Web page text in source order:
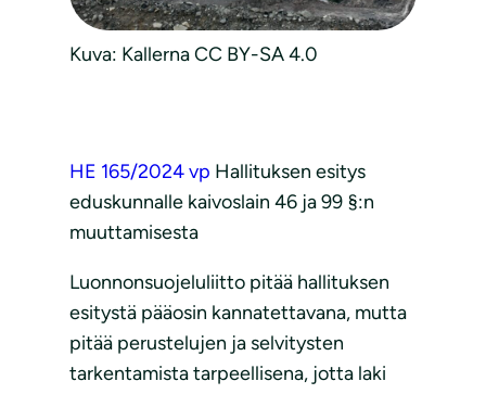
Kuva: Kallerna CC BY-SA 4.0
HE 165/2024 vp Hallituksen esitys
eduskunnalle kaivoslain 46 ja 99 §:n
muuttamisesta
Luonnonsuojeluliitto pitää hallituksen
esitystä pääosin kannatettavana, mutta
pitää perustelujen ja selvitysten
tarkentamista tarpeellisena, jotta laki